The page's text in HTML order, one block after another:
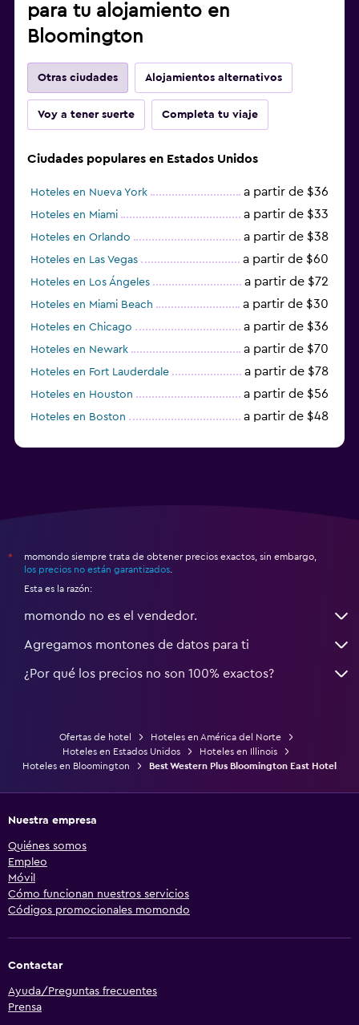
para tu alojamiento en
Bloomington
Otras ciudades Alojamientos alternativos
Voy a tener suerte Completa tu viaje
Ciudades populares en Estados Unidos
Hoteles en Nueva York a partir de $36
Hoteles en Miami a partir de $33
Hoteles en Orlando a partir de $38
Hoteles en Las Vegas a partir de $60
Hoteles en Los Ángeles a partir de $72
Hoteles en Miami Beach a partir de $30
Hoteles en Chicago a partir de $36
Hoteles en Newark a partir de $70
Hoteles en Fort Lauderdale a partir de $78
Hoteles en Houston a partir de $56
Hoteles en Boston a partir de $48
*
momondo siempre trata de obtener precios exactos, sin embargo,
los precios no están garantizados
Esta es la razón:
momondo no es el vendedor.
Agregamos montones de datos para ti
¿Por qué los precios no son 100% exactos?
Ofertas de hotel
Hoteles en América del Norte
Hoteles en Estados Unidos
Hoteles en Illinois
Hoteles en Bloomington
Best Western Plus Bloomington East Hotel
Nuestra empresa
Quiénes somos
Empleo
Móvil
Cómo funcionan nuestros servicios
Códigos promocionales momondo
Contactar
Ayuda/Preguntas frecuentes
Prensa